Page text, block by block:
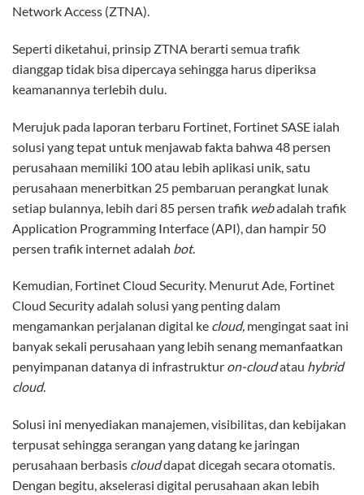
Network Access (ZTNA).
Seperti diketahui, prinsip ZTNA berarti semua trafik
dianggap tidak bisa dipercaya sehingga harus diperiksa
keamanannya terlebih dulu.
Merujuk pada laporan terbaru Fortinet, Fortinet SASE ialah
solusi yang tepat untuk menjawab fakta bahwa 48 persen
perusahaan memiliki 100 atau lebih aplikasi unik, satu
perusahaan menerbitkan 25 pembaruan perangkat lunak
setiap bulannya, lebih dari 85 persen trafik webadalah trafik
Application Programming Interface (API), dan hampir 50
persen trafik internet adalah bot.
Kemudian, Fortinet Cloud Security. Menurut Ade, Fortinet
Cloud Security adalah solusi yang penting dalam
mengamankan perjalanan digital ke cloud, mengingat saat ini
banyak sekali perusahaan yang lebih senang memanfaatkan
penyimpanan datanya di infrastruktur on-cloudatau hybrid
cloud.
Solusi ini menyediakan manajemen, visibilitas, dan kebijakan
terpusat sehingga serangan yang datang ke jaringan
perusahaan berbasis clouddapat dicegah secara otomatis.
Dengan begitu, akselerasi digital perusahaan akan lebih